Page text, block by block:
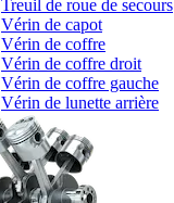
Treuil de roue de secours
Vérin de capot
Vérin de coffre
Vérin de coffre droit
Vérin de coffre gauche
Vérin de lunette arrière